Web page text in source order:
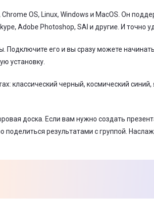
OS, Linux, Windows и MacOS. Он
Adobe Photoshop, SAI и другие. И точно
Подключите его и вы сразу можете
установку.
классический черный, космический
доска. Если вам нужно создать
поделиться результатами с группой.